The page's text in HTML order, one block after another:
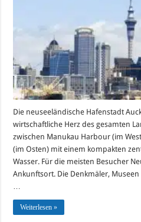
Die neuseeländische Hafenstadt
wirtschaftliche Herz des gesamten
zwischen Manukau Harbour (im
(im Osten) mit einem kompakten
Wasser. Für die meisten Besucher
Ankunftsort. Die Denkmäler,
…
Weiterlesen »